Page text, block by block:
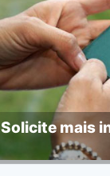
Solicite mais